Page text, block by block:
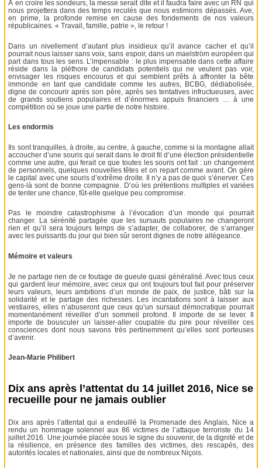
À en croire les sondeurs, la messe serait dite et il faudra faire avec un RN qui
nous projettera dans des temps reculés que nous estimions dépassés. Ave,
en prime, la profonde remise en cause des fondements de nos valeurs
républicaines. « Travail, famille, patrie », le retour !
Dans un nivellement d’autant plus insidieux qu’il avance cacher et qu’il
pourrait nous laisser sans voix, sans espoir, dans un maelström européen qui
part dans tous les sens. L’impensable : le plus impensable dans cette affaire
réside dans la pléthore de candidats potentiels qui ne veulent pas voir,
envisager les risques encourus et qui semblent prêts à affronter la bête
immonde en tant que candidate comme les autres, BCBG, dédiabolisée,
digne de concourir après son père, après ses tentatives infructueuses, avec
de grands soutiens populaires et d’énormes appuis financiers … à une
compétition où se joue une partie de notre histoire.
Les endormis
Ils sont tranquilles, à droite, au centre, à gauche, comme si la montagne allait
accoucher d’une souris qui serait dans le droit fil d’une élection présidentielle
comme une autre, qui ferait ce que toutes les souris ont fait : un changement
de personnels, quelques nouvelles têtes et on repart comme avant. On gère
le capital avec une souris d’extrême droite. Il n’y a pas de quoi s’énerver. Ces
gens-là sont de bonne compagnie. D’où les prétentions multiples et variées
de tenter une chance, fût-elle quelque peu compromise.
Pas le moindre catastrophisme à l’évocation d’un monde qui pourrait
changer. La sérénité partagée que les sursauts populaires ne changeront
rien et qu’il sera toujours temps de s’adapter, de collaborer, de s’arranger
avec les puissants du jour qui bien sûr seront dignes de notre allégeance.
Mémoire et valeurs
Je ne partage rien de ce foutage de gueule quasi généralisé. Avec tous ceux
qui gardent leur mémoire, avec ceux qui ont toujours tout fait pour préserver
leurs valeurs, leurs ambitions d’un monde de paix, de justice, bâti sur la
solidarité et le partage des richesses. Les incantations sont à laisser aux
vestiaires, elles n’abuseront que ceux qu’un sursaut démocratique pourrait
momentanément réveiller d’un sommeil profond. Il importe de se lever. Il
importe de bousculer un laisser-aller coupable du pire pour réveiller ces
consciences dont nous savons très pertinemment qu’elles sont porteuses
d’avenir.
Jean-Marie Philibert
Dix ans après l’attentat du 14 juillet 2016, Nice se
recueille pour ne jamais oublier
Dix ans après l’attentat qui a endeuillé la Promenade des Anglais, Nice a
rendu un hommage solennel aux 86 victimes de l’attaque terroriste du 14
juillet 2016. Une journée placée sous le signe du souvenir, de la dignité et de
la résilience, en présence des familles des victimes, des rescapés, des
autorités locales et nationales, ainsi que de nombreux Niçois.